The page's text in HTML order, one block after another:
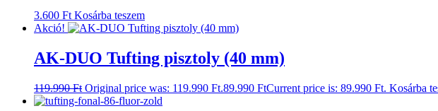
3.600 Ft Kosárba teszem
Akció!
AK-DUO Tufting pisztoly (40 mm)
119.990Ft Original price was: 119.990 Ft.89.990 FtCurrent price is: 89.990 Ft. Kosárba